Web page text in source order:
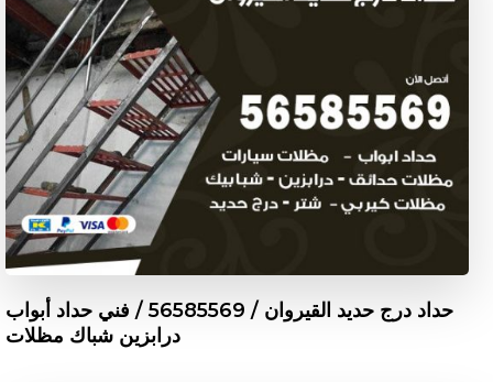
حداد درج حديد القيروان / 56585569 / فني حداد أبواب
درابزين شباك مظلات